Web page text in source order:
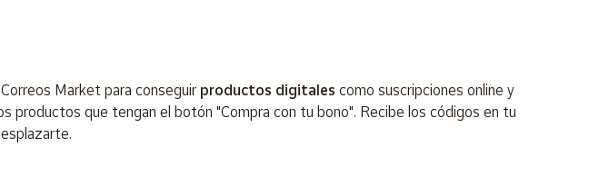
Market para conseguir productos digitales como suscripciones online y
productos que tengan el botón "Compra con tu bono". Recibe los códigos en tu